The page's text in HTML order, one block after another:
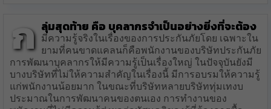
ก ลุ่มสุดท้าย คือ บุคลากรจำเป็นอย่างยิ่งที่จะต้อง
มีความรู้จริงในเรื่องของการประกันภัยโดย เฉพาะใน
ยามที่คนขาดแคลนก็คือพนักงานของบริษัทประกันภัย
การพัฒนาบุคลากรให้มีความรู้เป็นเรื่องใหญ่ ในปัจจุบันยังมี
บางบริษัทที่ไม่ให้ความสำคัญในเรื่องนี้ มีการอบรมให้ความรู้
แก่พนักงานน้อยมาก ในขณะที่บริษัทหลายบริษัททุ่มเทงบ
ประมาณในการพัฒนาคนของตนเอง การทำงานของ